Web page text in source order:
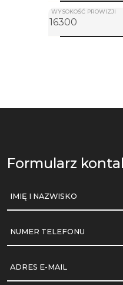
WYSOKOŚĆ PROWIZJI
Formularz
IMIĘ I NAZWISKO
NUMER TELEFONU
ADRES E-MAIL